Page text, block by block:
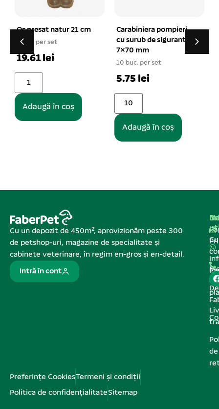
Os presat natur 21 cm
1 buc. per set
19.61 lei
Adaugă în coș
Carabiniera pompieri
cu surub de siguranta
7×70 mm
10 buc. per set
5.75 lei
Adaugă în coș
Cu un depozit de 450m², aprovizionăm peste 300
de petshop-uri, magazine de specialitate și
cabinete veterinare, în regim en-gros și en-detail.
Intră în cont
de
de
Preferințe CookiesTermeni și condiții
Politica de confidențialitateSitemap